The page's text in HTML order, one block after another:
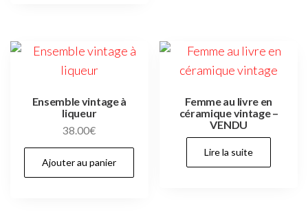
Ensemble vintage à
liqueur
38.00€
Ajouter au panier
Femme au livre en
céramique vintage –
VENDU
Lire la suite